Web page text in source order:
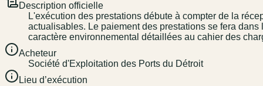
Description officielle
L'exécution des prestations débute à compter de la
actualisables. Le paiement des prestations se fera
caractère environnemental détaillées au cahier des
Acheteur
Société d'Exploitation des Ports du Détroit
Lieu d’exécution